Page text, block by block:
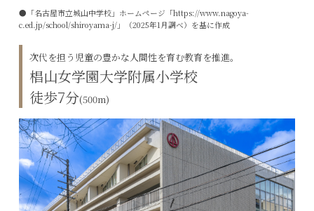
●「名古屋市立城山中学校」ホームページ「https://www.nagoya-
c.ed.jp/school/shiroyama-j/」（2025年1月調べ）を基に作成
次代を担う児童の豊かな人間性を育む教育を推進。
椙山女学園大学附属小学校
徒歩7分(500m)